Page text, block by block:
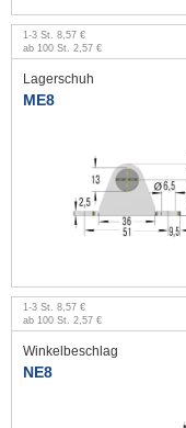
1 -3 St. 8,57 €
ab 100 St. 2,57 €
Lagerschuh
ME8
1 -3 St. 8,57 €
ab 100 St. 2,57 €
Winkelbeschlag
NE8